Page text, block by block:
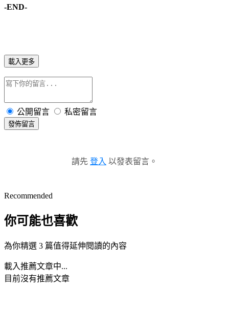
-END-
載入更多
公開留言 私密留言
發佈留言
請先 登入 以發表留言。
Recommended
你可能也喜歡
為你精選 3 篇值得延伸閱讀的內容
載入推薦文章中...
目前沒有推薦文章